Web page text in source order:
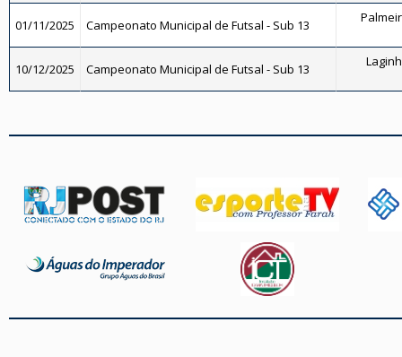
01/11/2025 Campeonato Municipal de Futsal - Sub 13
10/12/2025 Campeonato Municipal de Futsal - Sub 13